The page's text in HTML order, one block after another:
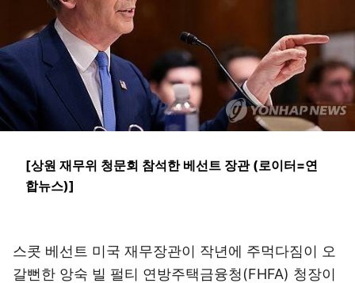
[상원 재무위 청문회 참석한 베선트 장관 (로이터=연
합뉴스)]
스콧 베선트 미국 재무장관이 작년에 주먹다짐이 오
갈뻔한 앙숙 빌 펄티 연방주택금융청(FHFA) 청장이